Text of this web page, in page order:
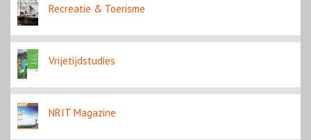
Recreatie & Toerisme
Vrijetijdstudies
NRIT Magazine